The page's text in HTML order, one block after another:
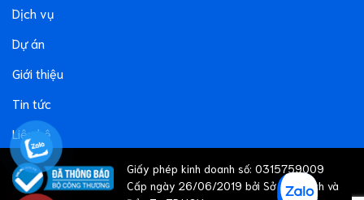
Dịch vụ
Dự án
Giới thiệu
Tin tức
Liên hệ
Giấy phép kinh doanh số: 0315759009
Cấp ngày 26/06/2019 bởi Sở Kế hoạch và